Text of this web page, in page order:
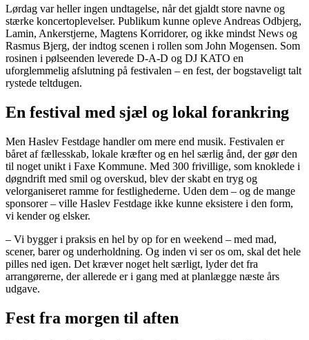
Lørdag var heller ingen undtagelse, når det gjaldt store navne og
stærke koncertoplevelser. Publikum kunne opleve Andreas Odbjerg,
Lamin, Ankerstjerne, Magtens Korridorer, og ikke mindst News og
Rasmus Bjerg, der indtog scenen i rollen som John Mogensen. Som
rosinen i pølseenden leverede D-A-D og DJ KATO en
uforglemmelig afslutning på festivalen – en fest, der bogstaveligt talt
rystede teltdugen.
En festival med sjæl og lokal forankring
Men Haslev Festdage handler om mere end musik. Festivalen er
båret af fællesskab, lokale kræfter og en hel særlig ånd, der gør den
til noget unikt i Faxe Kommune. Med 300 frivillige, som knoklede i
døgndrift med smil og overskud, blev der skabt en tryg og
velorganiseret ramme for festlighederne. Uden dem – og de mange
sponsorer – ville Haslev Festdage ikke kunne eksistere i den form,
vi kender og elsker.
– Vi bygger i praksis en hel by op for en weekend – med mad,
scener, barer og underholdning. Og inden vi ser os om, skal det hele
pilles ned igen. Det kræver noget helt særligt, lyder det fra
arrangørerne, der allerede er i gang med at planlægge næste års
udgave.
Fest fra morgen til aften